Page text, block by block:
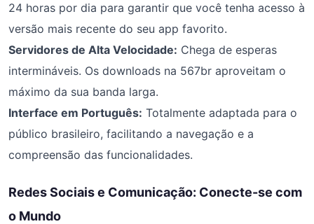
24 horas por dia para garantir que você tenha acesso à
versão mais recente do seu app favorito.
Servidores de Alta Velocidade: Chega de esperas
intermináveis. Os downloads na 567br aproveitam o
máximo da sua banda larga.
Interface em Português: Totalmente adaptada para o
público brasileiro, facilitando a navegação e a
compreensão das funcionalidades.
Redes Sociais e Comunicação: Conecte-se com
o Mundo